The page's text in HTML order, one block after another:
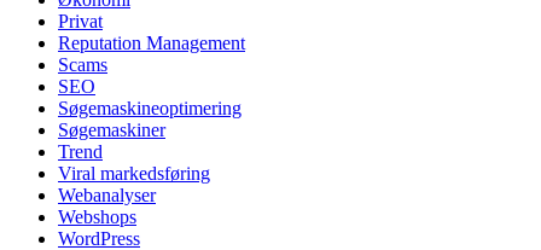
Privat
Reputation Management
Scams
SEO
Søgemaskineoptimering
Søgemaskiner
Trend
Viral markedsføring
Webanalyser
Webshops
WordPress